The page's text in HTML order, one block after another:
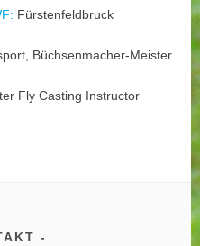
Fürstenfeldbruck
Büchsenmacher-Meister
Fly Casting Instructor